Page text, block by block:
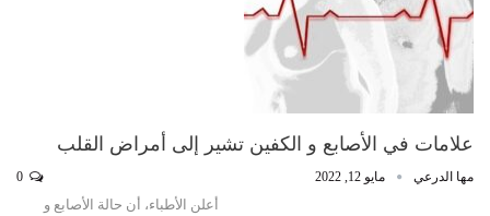
علامات في الأصابع و الكفين تشير إلى أمراض القلب
مها الدرعي مايو 12, 2022
أعلن الأطباء، أن حالة الأصابع و